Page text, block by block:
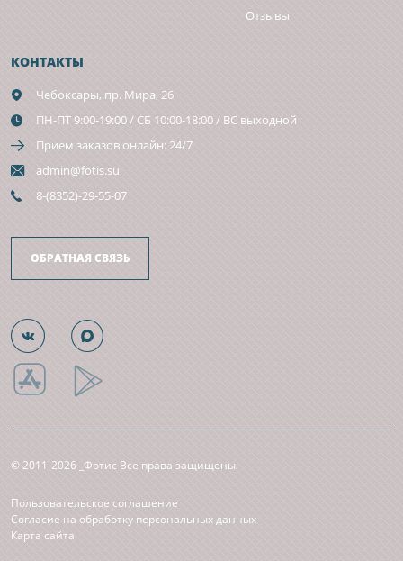
Отзывы
КОНТАКТЫ
Чебоксары, пр. Мира, 26
ПН-ПТ 9:00-19:00 / СБ 10:00-18:00 / ВС выходной
Прием заказов онлайн: 24/7
admin@fotis.su
8-(8352)-29-55-07
ОБРАТНАЯ СВЯЗЬ
© 2011-2026 _Фотис Все права защищены.
Пользовательское соглашение
Согласие на обработку персональных данных
Карта сайта